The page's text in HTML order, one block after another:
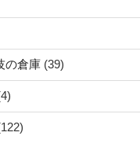
の倉庫 (39)